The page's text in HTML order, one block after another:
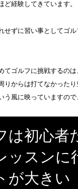
経験してきています。
せずに習い事としてゴ
てゴルフに挑戦するの
りからは打てなかった
う風に映っていますので
は初心者
ッスンに
が大きい